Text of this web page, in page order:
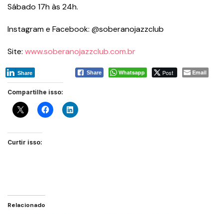
Sábado 17h às 24h.
Instagram e Facebook: @soberanojazzclub
Site: www.soberanojazzclub.com.br
Share Whatsapp Post Email
Share
Compartilhe isso:
Curtir isso:
Relacionado